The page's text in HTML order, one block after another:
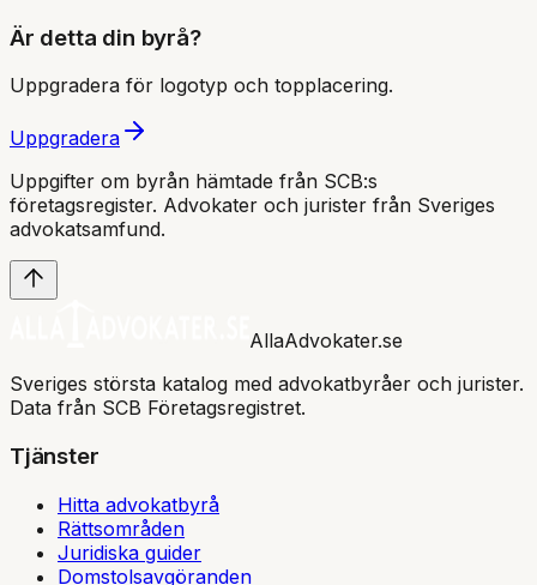
Är detta din byrå?
Uppgradera för logotyp och topplacering.
Uppgradera
Uppgifter om byrån hämtade från SCB:s
företagsregister. Advokater och jurister från Sveriges
advokatsamfund.
AllaAdvokater.se
Sveriges största katalog med advokatbyråer och jurister.
Data från SCB Företagsregistret.
Tjänster
Hitta advokatbyrå
Rättsområden
Juridiska guider
Domstolsavgöranden